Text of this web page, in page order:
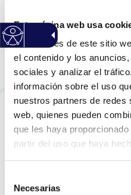
Esta página web usa
Las cookies de este sitio
el contenido y los
sociales y analizar el
información sobre el uso
nuestros partners de redes
web, quienes pueden
que les haya
partir del uso que haya
Necesarias
de los
hosteleros y
zonas de